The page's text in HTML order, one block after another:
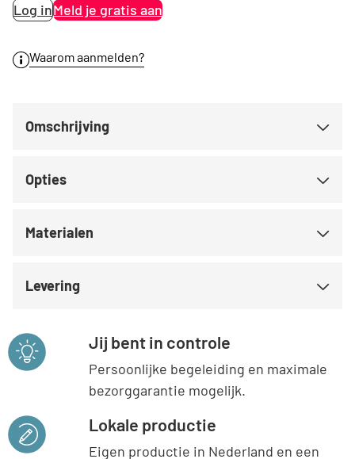
Log inMeld je gratis aan
Waarom aanmelden?
Omschrijving
Opties
Materialen
Levering
Jij bent in controle
Persoonlijke begeleiding en maximale
bezorggarantie mogelijk.
Lokale productie
Eigen productie in Nederland en een